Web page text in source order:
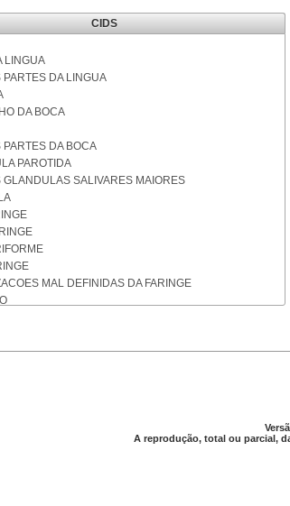
CIDS
LINGUA
DA LINGUA
DA BOCA
DA BOCA
PAROTIDA
SALIVARES MAIORES
MAL DEFINIDAS DA FARINGE
A reprodução, total ou parcial,